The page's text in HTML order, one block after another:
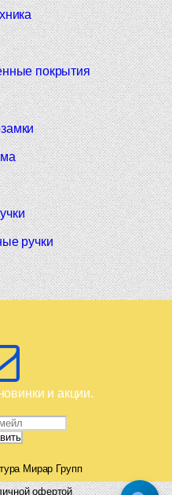
покрытия
ручки
и акции.
Мирар Групп
офертой